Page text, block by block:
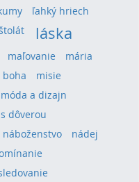
ľahký hriech
láska
maľovanie
mária
boha
misie
móda a dizajn
dôverou
náboženstvo
nádej